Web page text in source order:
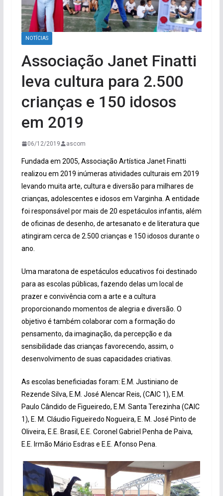
NOTÍCIAS
Associação Janet Finatti
leva cultura para 2.500
crianças e 150 idosos
em 2019
06/12/2019 ascom
Fundada em 2005, Associação Artística Janet Finatti
realizou em 2019 inúmeras atividades culturais em 2019
levando muita arte, cultura e diversão para milhares de
crianças, adolescentes e idosos em Varginha. A entidade
foi responsável por mais de 20 espetáculos infantis, além
de oficinas de desenho, de artesanato e de literatura que
atingiram cerca de 2.500 crianças e 150 idosos durante o
ano.
Uma maratona de espetáculos educativos foi destinado
para as escolas públicas, fazendo delas um local de
prazer e convivência com a arte e a cultura
proporcionando momentos de alegria e diversão. O
objetivo é também colaborar com a formação do
pensamento, da imaginação, da percepção e da
sensibilidade das crianças favorecendo, assim, o
desenvolvimento de suas capacidades criativas.
As escolas beneficiadas foram: E.M. Justiniano de
Rezende Silva, E.M. José Alencar Reis, (CAIC 1), E.M.
Paulo Cândido de Figueiredo, E.M. Santa Terezinha (CAIC
1), E. M. Cláudio Figueiredo Nogueira, E. M. José Pinto de
Oliveira, E.E. Brasil, E.E. Coronel Gabriel Penha de Paiva,
E.E. Irmão Mário Esdras e E.E. Afonso Pena.